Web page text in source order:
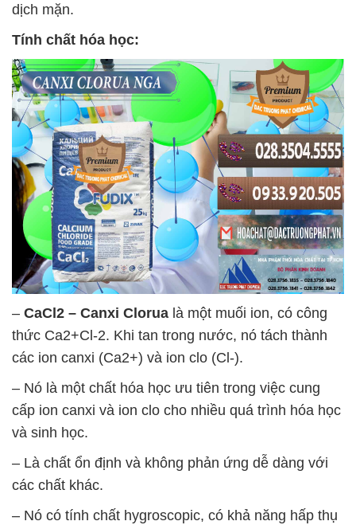
dịch mặn.
Tính chất hóa học:
– CaCl2 – Canxi Clorua là một muối ion, có công
thức Ca2+Cl-2. Khi tan trong nước, nó tách thành
các ion canxi (Ca2+) và ion clo (Cl-).
– Nó là một chất hóa học ưu tiên trong việc cung
cấp ion canxi và ion clo cho nhiều quá trình hóa học
và sinh học.
– Là chất ổn định và không phản ứng dễ dàng với
các chất khác.
– Nó có tính chất hygroscopic, có khả năng hấp thụ